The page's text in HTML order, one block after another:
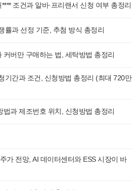
조건과 알바·프리랜서 신청 여부 총정리
률과 선정 기준, 추첨 방식 총정리
커버만 구매하는 법, 세탁방법 총정리
기간과 조건, 신청방법 총정리 (최대 720만
법과 제조번호 위치, 신청방법 총정리
가 전망, AI 데이터센터와 ESS 시장이 바